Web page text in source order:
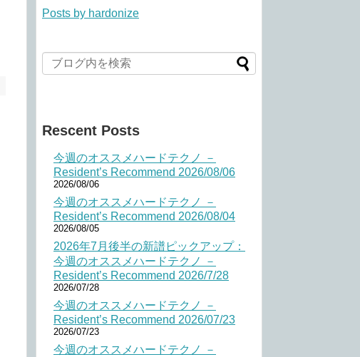
Posts by hardonize
Rescent Posts
今週のオススメハードテクノ －
Resident’s Recommend 2026/08/06
2026/08/06
今週のオススメハードテクノ －
Resident’s Recommend 2026/08/04
2026/08/05
2026年7月後半の新譜ピックアップ：
今週のオススメハードテクノ －
Resident’s Recommend 2026/7/28
2026/07/28
今週のオススメハードテクノ －
Resident’s Recommend 2026/07/23
2026/07/23
今週のオススメハードテクノ －